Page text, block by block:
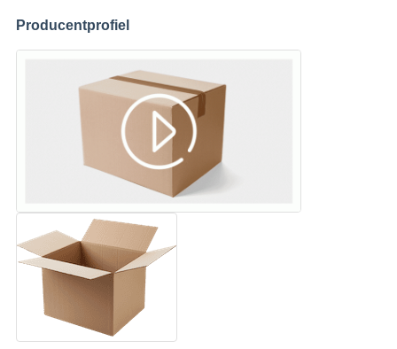
Producentprofiel